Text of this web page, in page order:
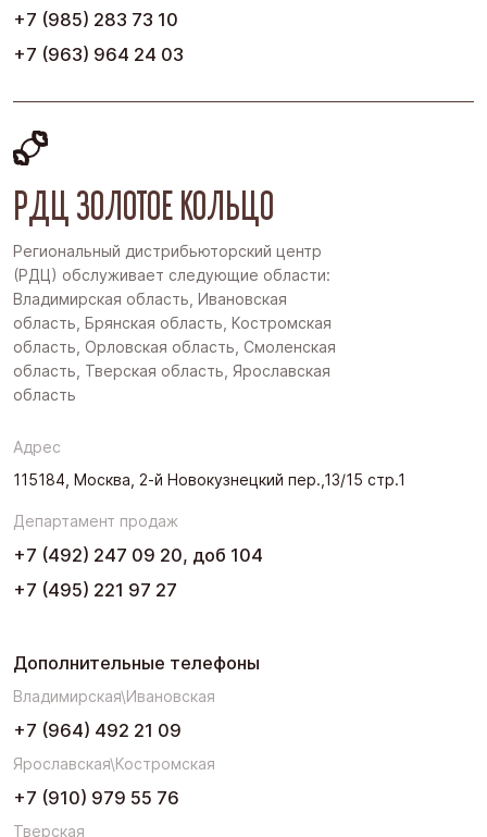
+7 (985) 283 73 10
+7 (963) 964 24 03
РДЦ ЗОЛОТОЕ КОЛЬЦО
Региональный дистрибьюторский центр
(РДЦ) обслуживает следующие области:
Владимирская область, Ивановская
область, Брянская область, Костромская
область, Орловская область, Смоленская
область, Тверская область, Ярославская
область
Адрес
115184, Москва, 2-й Новокузнецкий пер.,13/15 стр.1
Департамент продаж
+7 (492) 247 09 20, доб 104
+7 (495) 221 97 27
Дополнительные телефоны
Владимирская\Ивановская
+7 (964) 492 21 09
Ярославская\Костромская
+7 (910) 979 55 76
Тверская